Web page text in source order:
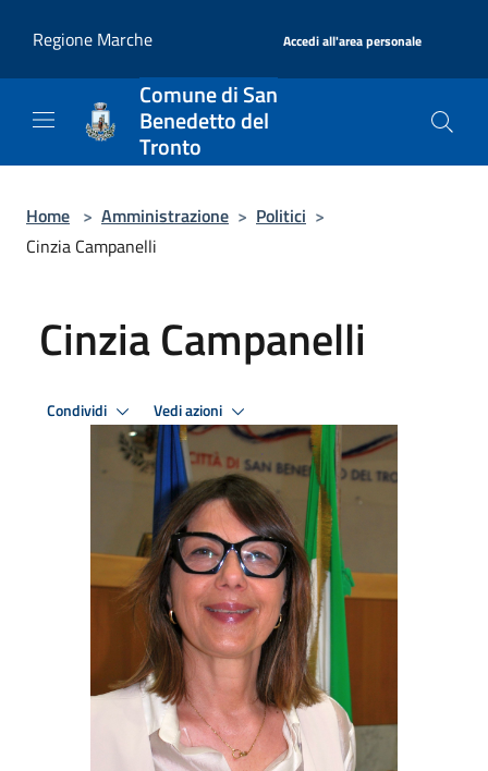
Regione Marche
Accedi all'area personale
Comune di San
Benedetto del
Tronto
Home > Amministrazione > Politici >
Cinzia Campanelli
Cinzia Campanelli
Condividi Vedi azioni